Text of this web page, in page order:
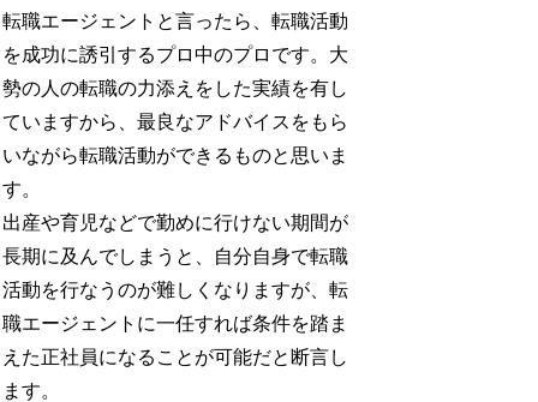
転職エージェントと言ったら、転職活動
を成功に誘引するプロ中のプロです。大
勢の人の転職の力添えをした実績を有し
ていますから、最良なアドバイスをもら
いながら転職活動ができるものと思いま
す。
出産や育児などで勤めに行けない期間が
長期に及んでしまうと、自分自身で転職
活動を行なうのが難しくなりますが、転
職エージェントに一任すれば条件を踏ま
えた正社員になることが可能だと断言し
ます。